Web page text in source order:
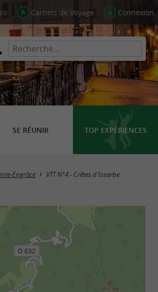
Carnets de Voyage Connexion
SE RÉUNIR TOP EXPÉRIENCES
Engrâce VTT N°4 - Crêtes d'Issarbe